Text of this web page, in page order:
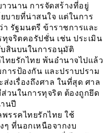
าวนาน การจัดสร้างที่อยู่
บายที่น่าสนใจ แต่ในการ
รัฐมนตรี ข้าราชการและ
จริตคอรัปชั่น เช่น ประเมิน
บสินบนในการอนุมัติ
ทยรักไทย พ้นอำนาจไปแล้ว
ารป้องกัน และปราบปราม
งเรื่องถึงศาล ในที่สุด ศาล
วนในการทุจริต ต้องถูกยึด
นปี
รรคไทยรักไทย ใช้
ๆ ที่นอกเหนือจากงบ